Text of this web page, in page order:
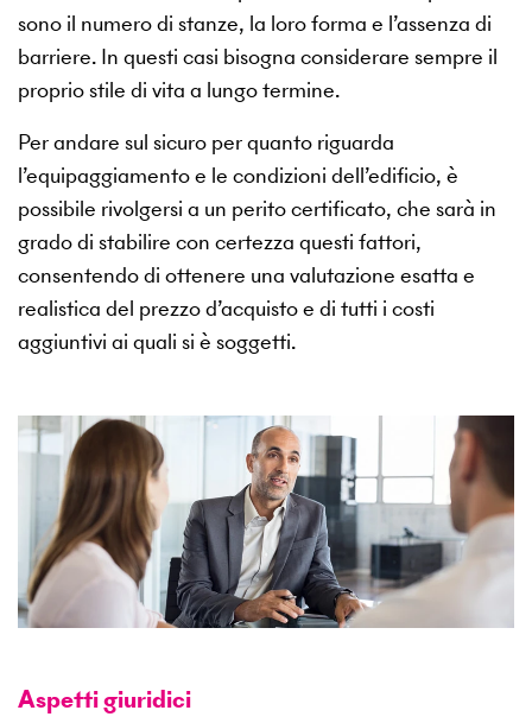
sono il numero di stanze, la loro forma e l’assenza di
barriere. In questi casi bisogna considerare sempre il
proprio stile di vita a lungo termine.
Per andare sul sicuro per quanto riguarda
l’equipaggiamento e le condizioni dell’edificio, è
possibile rivolgersi a un perito certificato, che sarà in
grado di stabilire con certezza questi fattori,
consentendo di ottenere una valutazione esatta e
realistica del prezzo d’acquisto e di tutti i costi
aggiuntivi ai quali si è soggetti.
Aspetti giuridici